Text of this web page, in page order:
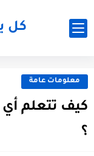
كل
معلومات عامة
كيف تتعلم
؟